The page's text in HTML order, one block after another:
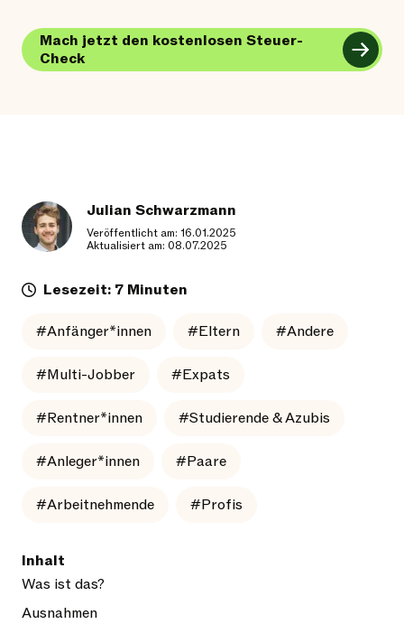
Mach jetzt den kostenlosen Steuer-
Check
Julian Schwarzmann
Veröffentlicht am: 16.01.2025
Aktualisiert am: 08.07.2025
Lesezeit: 7 Minuten
#Anfänger*innen #Eltern #Andere
#Multi-Jobber #Expats
#Rentner*innen #Studierende & Azubis
#Anleger*innen #Paare
#Arbeitnehmende #Profis
Inhalt
Was ist das?
Ausnahmen